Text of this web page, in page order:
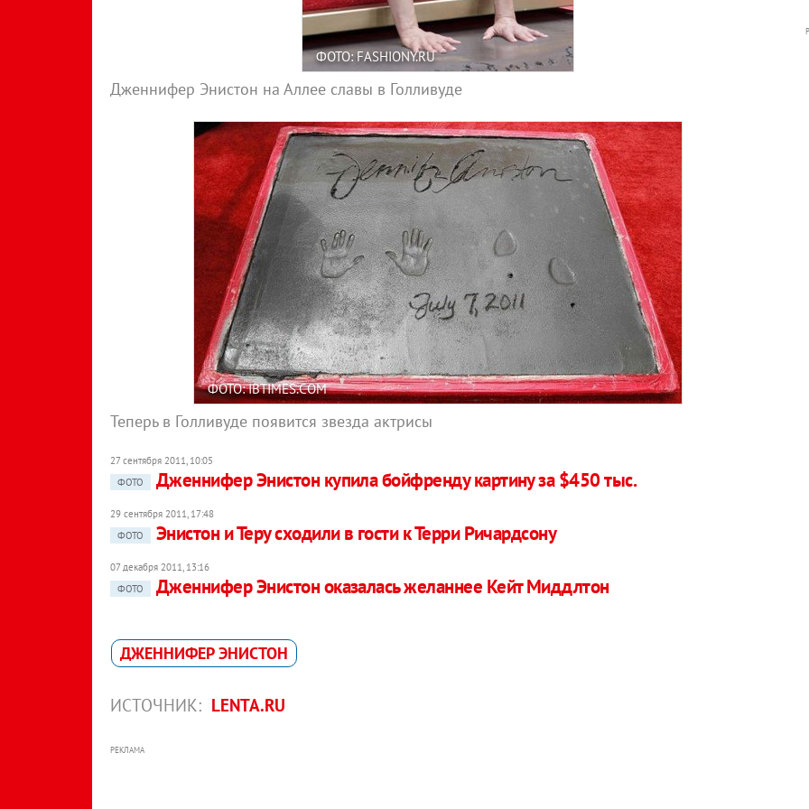
ФОТО: FASHIONY.RU
Дженнифер Энистон на Аллее славы в Голливуде
ФОТО: IBTIMES.COM
Теперь в Голливуде появится звезда актрисы
27 сентября 2011, 10:05
ФОТО
Дженнифер Энистон купила бойфренду картину за $450 тыс.
29 сентября 2011, 17:48
ФОТО
Энистон и Теру сходили в гости к Терри Ричардсону
07 декабря 2011, 13:16
ФОТО
Дженнифер Энистон оказалась желаннее Кейт Миддлтон
ДЖЕННИФЕР ЭНИСТОН
ИСТОЧНИК: LENTA.RU
РЕКЛАМА